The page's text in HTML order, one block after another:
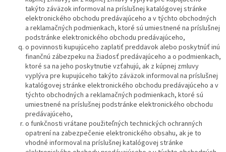
takýto záväzok informoval na príslušnej katalógovej stránke
elektronického obchodu predávajúceho a v týchto obchodných
a reklamačných podmienkach, ktoré sú umiestnené na príslušnej
podstránke elektronického obchodu predávajúceho,
o povinnosti kupujúceho zaplatiť preddavok alebo poskytnúť inú
finančnú zábezpeku na žiadosť predávajúceho a o podmienkach,
ktoré sa na jeho poskytnutie vzťahujú, ak z kúpnej zmluvy
vyplýva pre kupujúceho takýto záväzok informoval na príslušnej
katalógovej stránke elektronického obchodu predávajúceho a v
týchto obchodných a reklamačných podmienkach, ktoré sú
umiestnené na príslušnej podstránke elektronického obchodu
predávajúceho,
o funkčnosti vrátane použiteľných technických ochranných
opatrení na zabezpečenie elektronického obsahu, ak je to
vhodné informoval na príslušnej katalógovej stránke